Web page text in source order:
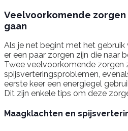
Veelvoorkomende
gaan
Als je net begint met het gebruik
er een paar zorgen zijn die naar
Twee veelvoorkomende zorgen
spijsverteringsproblemen,
eerste keer een energiegel
Dit zijn enkele tips om deze
Maagklachten en